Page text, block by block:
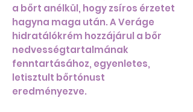
a bőrt anélkül, hogy zsíros érzetet
hagyna maga után. A Veráge
hidratálókrém hozzájárul a bőr
nedvességtartalmának
fenntartásához, egyenletes,
letisztult bőrtónust
eredményezve.